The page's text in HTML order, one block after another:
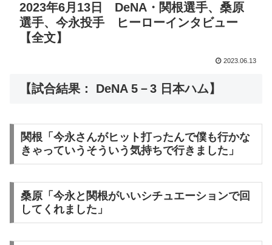
2023年6月13日 DeNA・関根選手、桑原
選手、今永投手 ヒーローインタビュー
【全文】
2023.06.13
【試合結果： DeNA 5－3 日本ハム】
関根「今永さんがヒット打ったんで僕も行かな
きゃっていうそういう気持ちで行きました」
桑原「今永と関根がいいシチュエーションで回
してくれました」